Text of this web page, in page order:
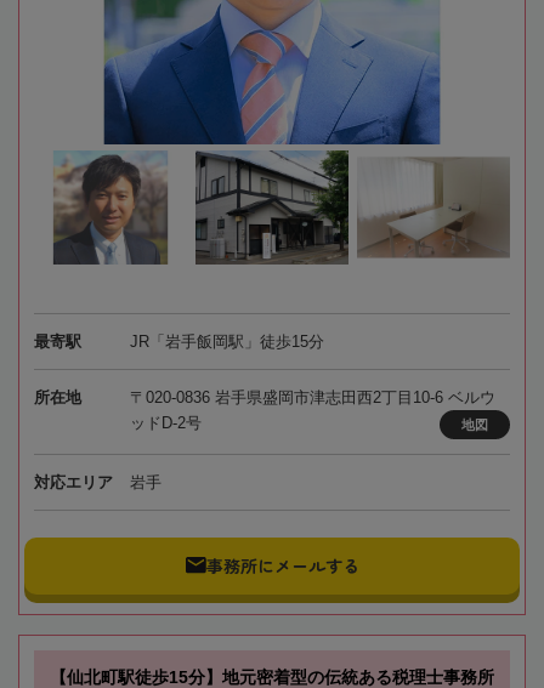
最寄駅 JR「岩手飯岡駅」徒歩15分
所在地
〒020-0836 岩手県盛岡市津志田西2丁目10-6 ベルウ
ッドD‐2号
地図
対応エリア 岩手
事務所にメールする
【仙北町駅徒歩15分】地元密着型の伝統ある税理士事務所